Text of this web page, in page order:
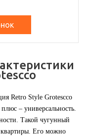
Retro Style Grotescco
– универсальность.
Такой чугунный
квартиры. Его можно